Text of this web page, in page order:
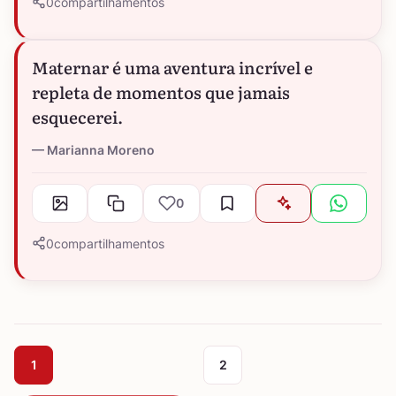
Maternar é uma aventura incrível e
repleta de momentos que jamais
esquecerei.
Marianna Moreno
0
0compartilhamentos
1 2